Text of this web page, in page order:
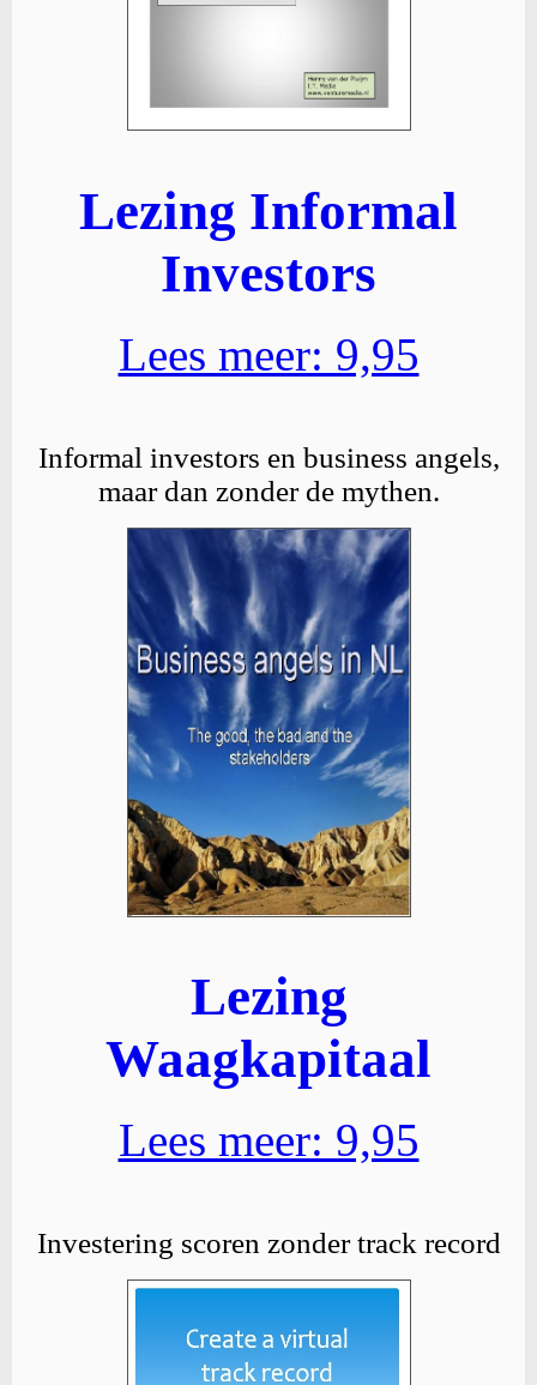
Lezing Informal
Investors
Lees meer: 9,95
Informal investors en business angels,
maar dan zonder de mythen.
Lezing
Waagkapitaal
Lees meer: 9,95
Investering scoren zonder track record